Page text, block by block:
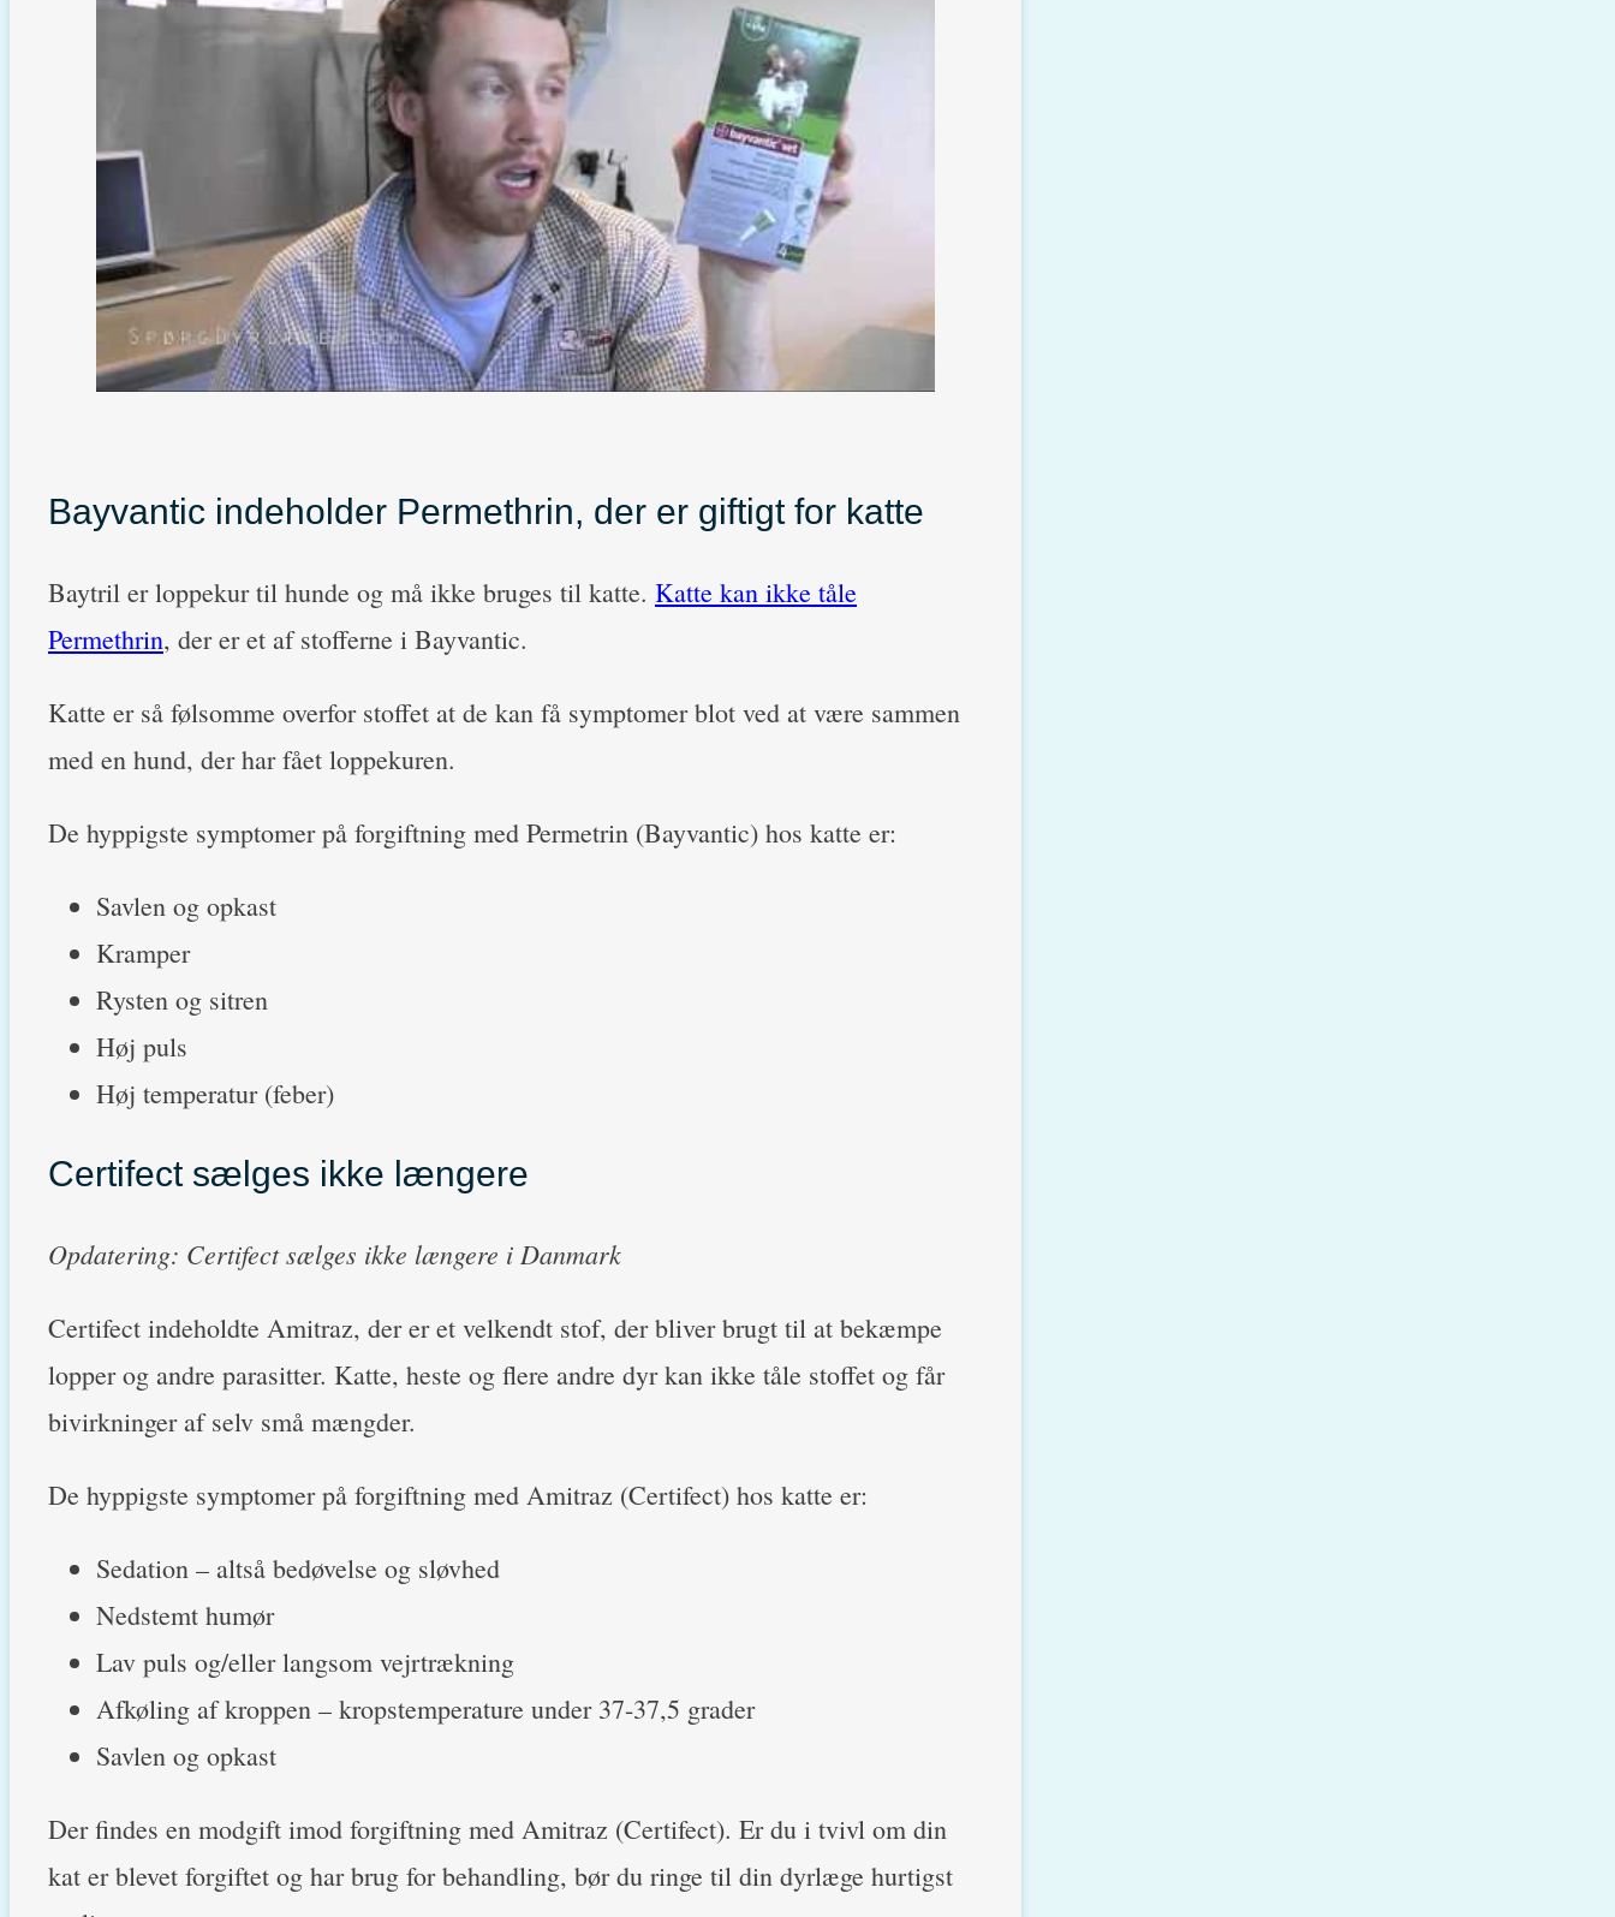
Bayvantic indeholder Permethrin, der er giftigt for katte
Baytril er loppekur til hunde og må ikke bruges til katte. Katte kan ikke tåle
Permethrin, der er et af stofferne i Bayvantic.
Katte er så følsomme overfor stoffet at de kan få symptomer blot ved at være sammen
med en hund, der har fået loppekuren.
De hyppigste symptomer på forgiftning med Permetrin (Bayvantic) hos katte er:
Savlen og opkast
Kramper
Rysten og sitren
Høj puls
Høj temperatur (feber)
Certifect sælges ikke længere
Opdatering: Certifect sælges ikke længere i Danmark
Certifect indeholdte Amitraz, der er et velkendt stof, der bliver brugt til at bekæmpe
lopper og andre parasitter. Katte, heste og flere andre dyr kan ikke tåle stoffet og får
bivirkninger af selv små mængder.
De hyppigste symptomer på forgiftning med Amitraz (Certifect) hos katte er:
Sedation – altså bedøvelse og sløvhed
Nedstemt humør
Lav puls og/eller langsom vejrtrækning
Afkøling af kroppen – kropstemperature under 37-37,5 grader
Savlen og opkast
Der findes en modgift imod forgiftning med Amitraz (Certifect). Er du i tvivl om din
kat er blevet forgiftet og har brug for behandling, bør du ringe til din dyrlæge hurtigst